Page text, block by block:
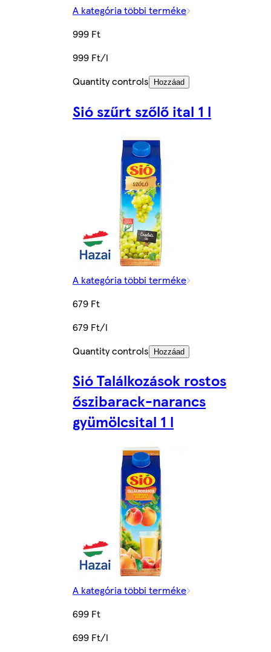
A kategória többi terméke
999 Ft
999 Ft/l
Quantity controls
Hozzáad
Sió szűrt szőlő ital 1 l
A kategória többi terméke
679 Ft
679 Ft/l
Quantity controls
Hozzáad
Sió Találkozások rostos
őszibarack-narancs
gyümölcsital 1 l
A kategória többi terméke
699 Ft
699 Ft/l